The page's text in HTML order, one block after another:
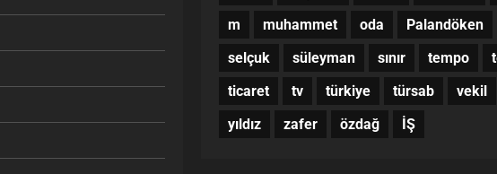
m
muhammet oda Palandöken
selçuk
süleyman sınır tempo
ticaret
tv türkiye türsab vekil
yıldız
zafer özdağ İŞ